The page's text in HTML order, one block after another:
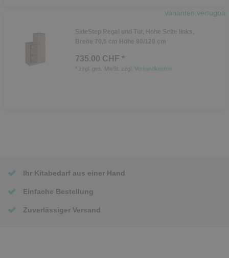
Varianten verfügbar
SideStep Regal und Tür, Hohe Seite links,
Breite 70,5 cm Höhe 80/120 cm
735.00 CHF *
zzgl. ges. MwSt. zzgl. Versandkosten
Ihr Kitabedarf aus einer Hand
Einfache Bestellung
Zuverlässiger Versand